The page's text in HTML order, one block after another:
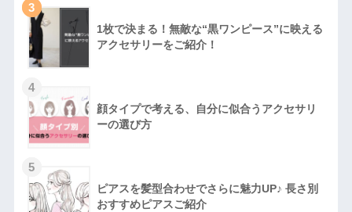
3
1枚で決まる！無敵な“黒ワンピース”に映える
アクセサリーをご紹介！
4
顔タイプで考える、自分に似合うアクセサリ
ーの選び方
5
ピアスを髪型合わせでさらに魅力UP♪ 長さ別
おすすめピアスご紹介